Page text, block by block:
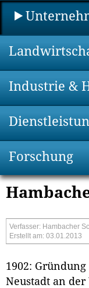
Industrie &
Forschung
Verfasser: Hambacher
Erstellt am: 03.01.2013
1902:
Neustadt an der